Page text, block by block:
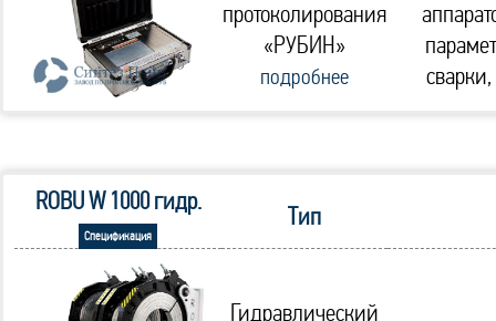
протоколирования
«РУБИН»
подробнее
ROBU W 1000 гидр.
Спецификация
Тип
Гидравлический